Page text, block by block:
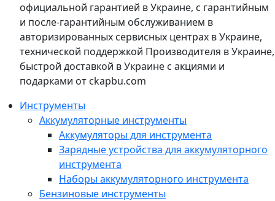
официальной гарантией в Украине, с гарантийным
и после-гарантийным обслуживанием в
авторизированных сервисных центрах в Украине,
технической поддержкой Производителя в Украине,
быстрой доставкой в Украине с акциями и
подарками от ckapbu.com
Инструменты
Аккумуляторные инструменты
Аккумуляторы для инструмента
Зарядные устройства для аккумуляторного
инструмента
Наборы аккумуляторного инструмента
Бензиновые инструменты